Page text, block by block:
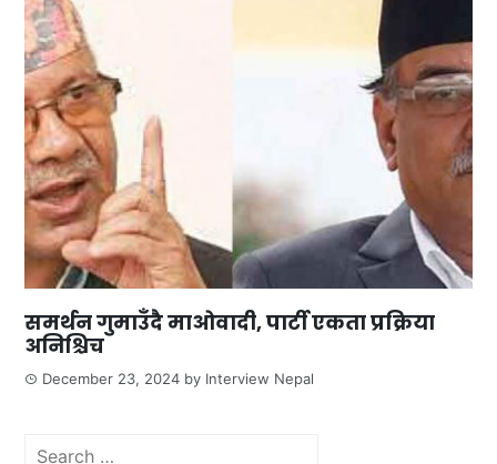
समर्थन गुमाउँदै माओवादी, पार्टी एकता प्रक्रिया
अनिश्चिच
December 23, 2024 by Interview Nepal
Search